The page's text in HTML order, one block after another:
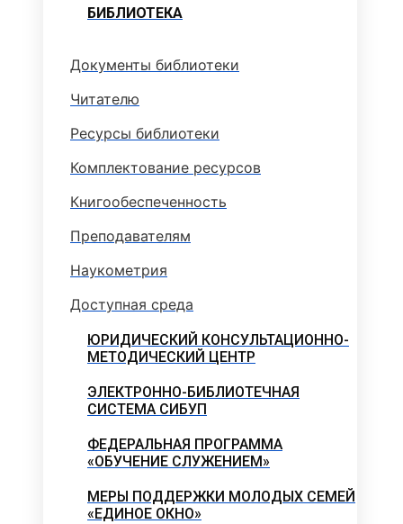
БИБЛИОТЕКА
Документы библиотеки
Читателю
Ресурсы библиотеки
Комплектование ресурсов
Книгообеспеченность
Преподавателям
Наукометрия
Доступная среда
ЮРИДИЧЕСКИЙ КОНСУЛЬТАЦИОННО-
МЕТОДИЧЕСКИЙ ЦЕНТР
ЭЛЕКТРОННО-БИБЛИОТЕЧНАЯ
СИСТЕМА СИБУП
ФЕДЕРАЛЬНАЯ ПРОГРАММА
«ОБУЧЕНИЕ СЛУЖЕНИЕМ»
МЕРЫ ПОДДЕРЖКИ МОЛОДЫХ СЕМЕЙ
«ЕДИНОЕ ОКНО»